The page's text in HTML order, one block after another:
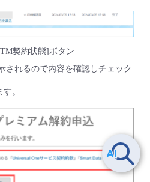
契約状態]ボタン
れるので内容を確認しチェック
。